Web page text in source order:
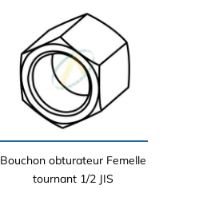
Bouchon obturateur Femelle
tournant 1/2 JIS